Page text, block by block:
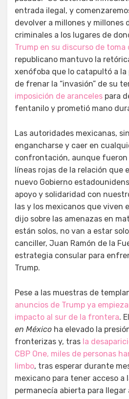
entrada ilegal, y
devolver a millones y millones
criminales a los lugares de
Trump en su discurso de toma
republicano mantuvo la
xenófoba que lo catapultó a la
de frenar la “invasión” de su
imposición de aranceles para
fentanilo y prometió mano
Las autoridades mexicanas,
engancharse y caer en
confrontación, aunque fueron
líneas rojas de la relación que
nuevo Gobierno
apoyo y solidaridad con
las y los mexicanos que viven
dijo sobre las amenazas en
están solos, no van a estar
canciller, Juan Ramón de la
estrategia consular para
Trump.
Pese a las muestras de
anuncios de Trump ya
impacto al sur de la frontera.
en México ha elevado la
fronterizas y, tras la
CBP One, miles de personas
limbo, tras esperar durante
mexicano para tener acceso a
permanecía abierta para llegar